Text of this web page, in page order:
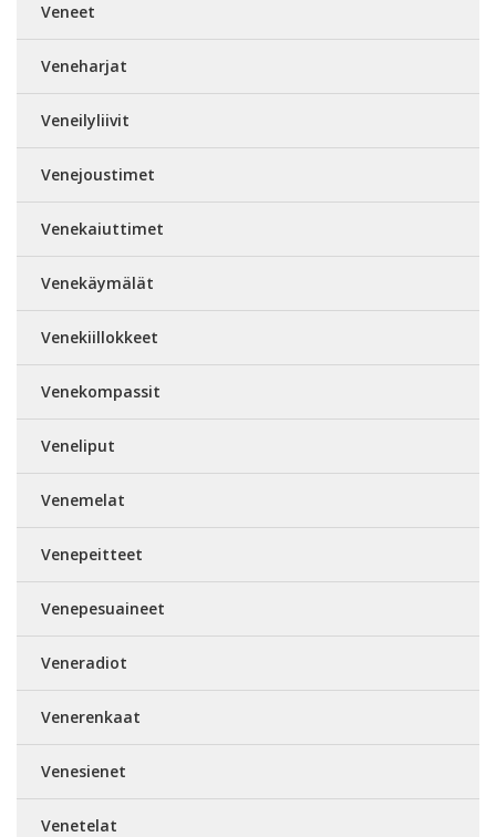
Veneet
Veneharjat
Veneilyliivit
Venejoustimet
Venekaiuttimet
Venekäymälät
Venekiillokkeet
Venekompassit
Veneliput
Venemelat
Venepeitteet
Venepesuaineet
Veneradiot
Venerenkaat
Venesienet
Venetelat